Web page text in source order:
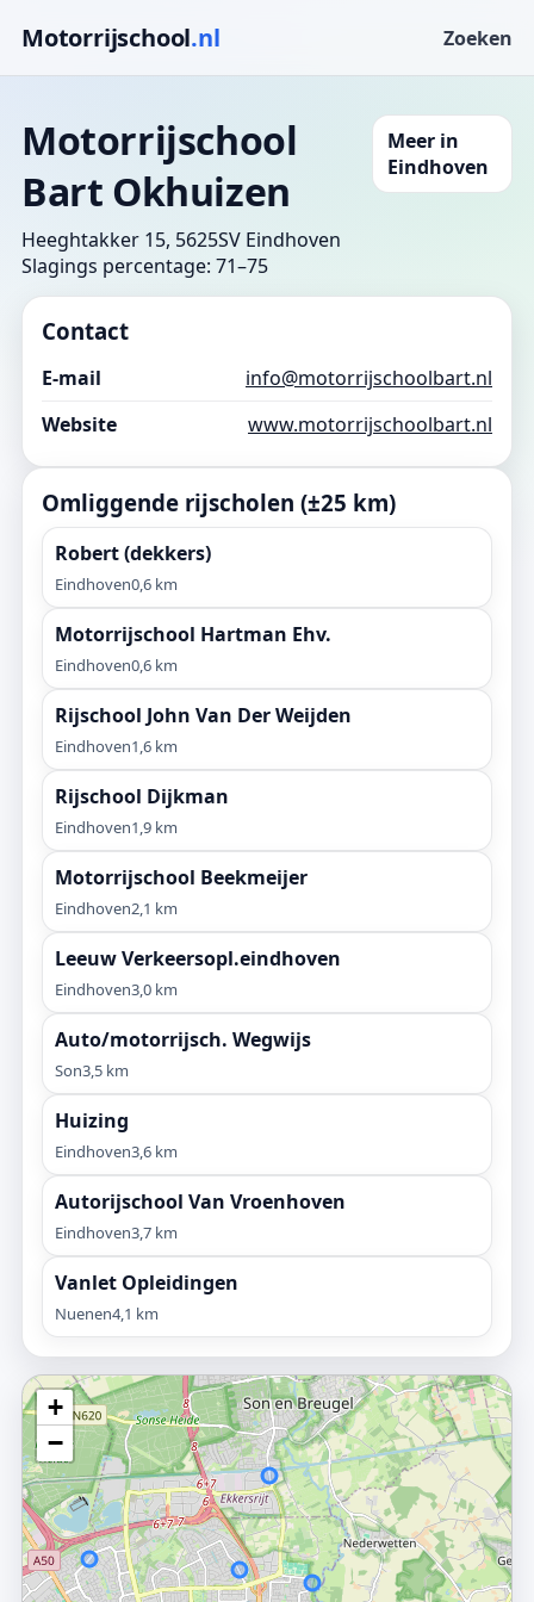
Motorrijschool.nl Zoeken
Motorrijschool
Bart Okhuizen
Heeghtakker 15, 5625SV Eindhoven
Slagings percentage: 71–75
Meer in
Eindhoven
Contact
E-mail
info@motorrijschoolbart.nl
Website
www.motorrijschoolbart.nl
Omliggende rijscholen (±25 km)
Robert (dekkers)
Eindhoven0,6 km
Motorrijschool Hartman Ehv.
Eindhoven0,6 km
Rijschool John Van Der Weijden
Eindhoven1,6 km
Rijschool Dijkman
Eindhoven1,9 km
Motorrijschool Beekmeijer
Eindhoven2,1 km
Leeuw Verkeersopl.eindhoven
Eindhoven3,0 km
Auto/motorrijsch. Wegwijs
Son3,5 km
Huizing
Eindhoven3,6 km
Autorijschool Van Vroenhoven
Eindhoven3,7 km
Vanlet Opleidingen
Nuenen4,1 km
+
−